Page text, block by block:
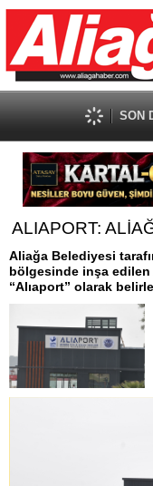
SON
ALIAPORT:
Aliağa Belediyesi
bölgesinde inşa
“Alıaport” olarak